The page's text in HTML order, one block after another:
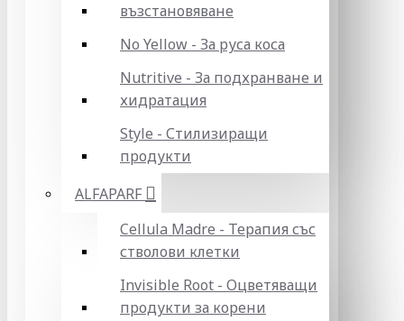
възстановяване
No Yellow - За руса коса
Nutritive - За подхранване и
хидратация
Style - Стилизиращи
продукти
ALFAPARF
Cellula Madre - Терапия със
стволови клетки
Invisible Root - Оцветяващи
продукти за корени